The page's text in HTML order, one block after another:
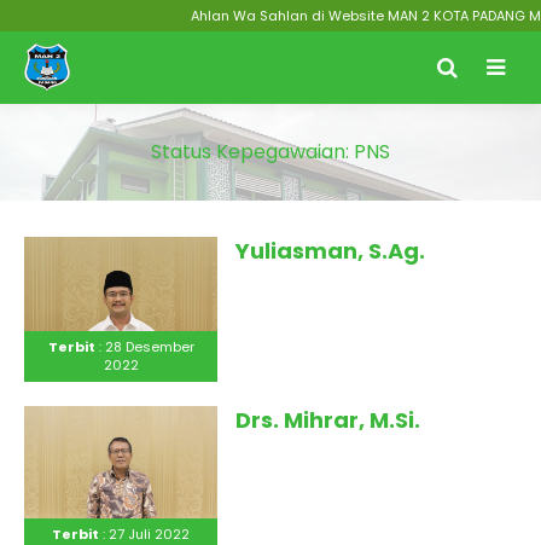
Ahlan Wa Sahlan di Website MAN 2 KOTA PADANG
Status Kepegawaian: PNS
Terbit : 28 Desember
2022
Yuliasman, S.Ag.
Terbit : 27 Juli 2022
Drs. Mihrar, M.Si.